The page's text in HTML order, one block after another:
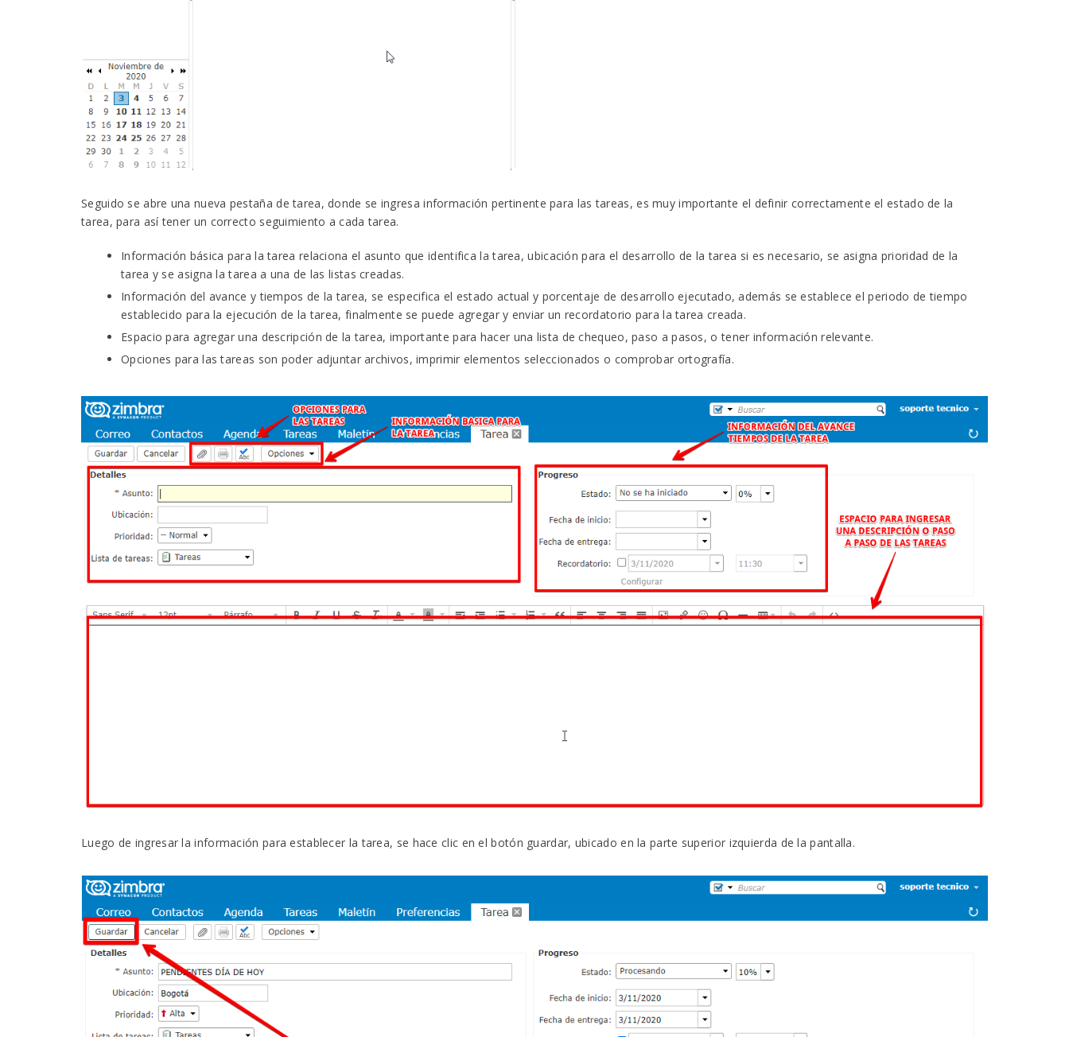
Seguido se abre una nueva pestaña de tarea, donde se ingresa información pertinente para las tareas, es muy importante el definir correctamente el estado de la
tarea, para así tener un correcto seguimiento a cada tarea.
Información básica para la tarea relaciona el asunto que identifica la tarea, ubicación para el desarrollo de la tarea si es necesario, se asigna prioridad de la
tarea y se asigna la tarea a una de las listas creadas.
Información del avance y tiempos de la tarea, se especifica el estado actual y porcentaje de desarrollo ejecutado, además se establece el periodo de tiempo
establecido para la ejecución de la tarea, finalmente se puede agregar y enviar un recordatorio para la tarea creada.
Espacio para agregar una descripción de la tarea, importante para hacer una lista de chequeo, paso a pasos, o tener información relevante.
Opciones para las tareas son poder adjuntar archivos, imprimir elementos seleccionados o comprobar ortografía.
Luego de ingresar la información para establecer la tarea, se hace clic en el botón guardar, ubicado en la parte superior izquierda de la pantalla.